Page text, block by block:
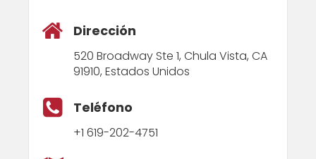
Dirección
520 Broadway Ste 1, Chula Vista, CA
91910, Estados Unidos
Teléfono
+1 619-202-4751